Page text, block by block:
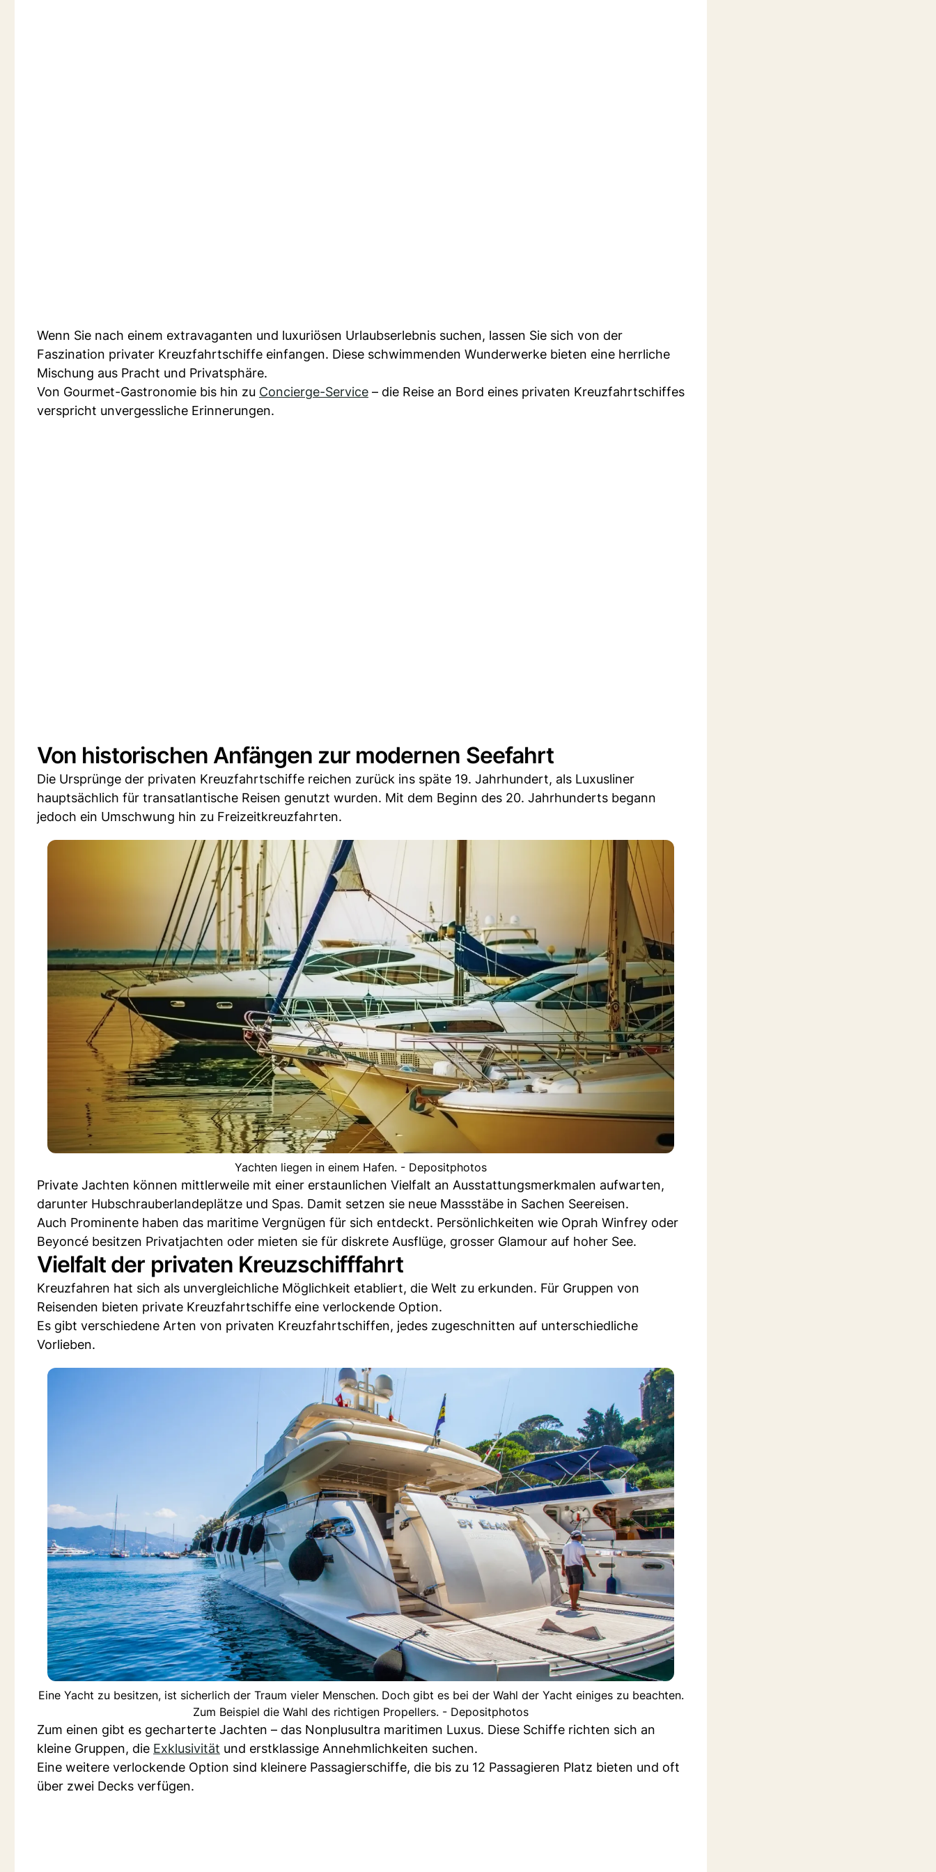
Wenn Sie nach einem extravaganten und luxuriösen Urlaubserlebnis suchen, lassen Sie sich von der
Faszination privater Kreuzfahrtschiffe einfangen. Diese schwimmenden Wunderwerke bieten eine herrliche
Mischung aus Pracht und Privatsphäre.
Von Gourmet-Gastronomie bis hin zu Concierge-Service – die Reise an Bord eines privaten Kreuzfahrtschiffes
verspricht unvergessliche Erinnerungen.
Von historischen Anfängen zur modernen Seefahrt
Die Ursprünge der privaten Kreuzfahrtschiffe reichen zurück ins späte 19. Jahrhundert, als Luxusliner
hauptsächlich für transatlantische Reisen genutzt wurden. Mit dem Beginn des 20. Jahrhunderts begann
jedoch ein Umschwung hin zu Freizeitkreuzfahrten.
Yachten liegen in einem Hafen. - Depositphotos
Private Jachten können mittlerweile mit einer erstaunlichen Vielfalt an Ausstattungsmerkmalen aufwarten,
darunter Hubschrauberlandeplätze und Spas. Damit setzen sie neue Massstäbe in Sachen Seereisen.
Auch Prominente haben das maritime Vergnügen für sich entdeckt. Persönlichkeiten wie Oprah Winfrey oder
Beyoncé besitzen Privatjachten oder mieten sie für diskrete Ausflüge, grosser Glamour auf hoher See.
Vielfalt der privaten Kreuzschifffahrt
Kreuzfahren hat sich als unvergleichliche Möglichkeit etabliert, die Welt zu erkunden. Für Gruppen von
Reisenden bieten private Kreuzfahrtschiffe eine verlockende Option.
Es gibt verschiedene Arten von privaten Kreuzfahrtschiffen, jedes zugeschnitten auf unterschiedliche
Vorlieben.
Eine Yacht zu besitzen, ist sicherlich der Traum vieler Menschen. Doch gibt es bei der Wahl der Yacht einiges zu beachten.
Zum Beispiel die Wahl des richtigen Propellers. - Depositphotos
Zum einen gibt es gecharterte Jachten – das Nonplusultra maritimen Luxus. Diese Schiffe richten sich an
kleine Gruppen, die Exklusivität und erstklassige Annehmlichkeiten suchen.
Eine weitere verlockende Option sind kleinere Passagierschiffe, die bis zu 12 Passagieren Platz bieten und oft
über zwei Decks verfügen.